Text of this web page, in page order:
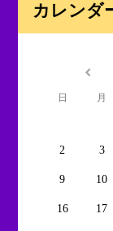
カレンダ
日 月
2 3
9 10
16 17